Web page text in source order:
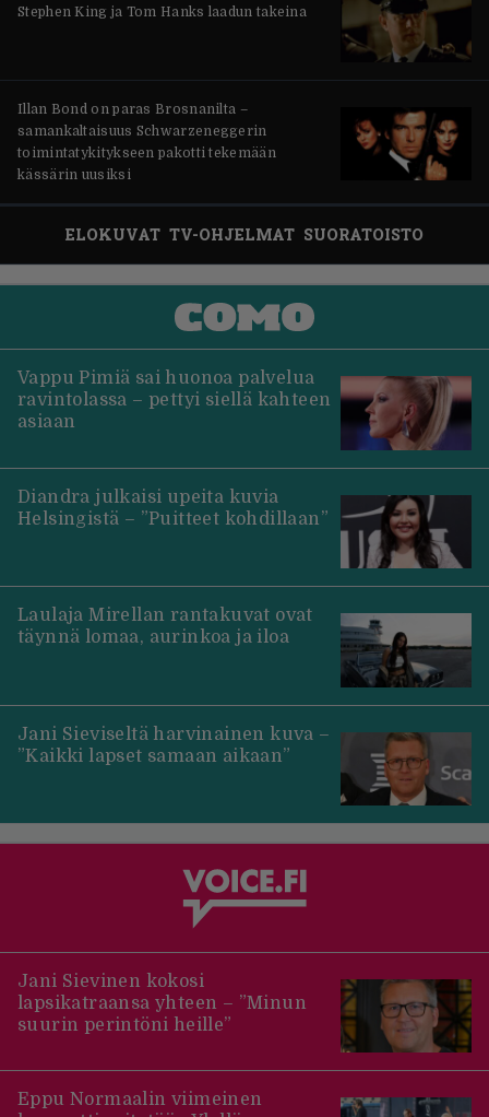
Stephen King ja Tom Hanks laadun takeina
Illan Bond on paras Brosnanilta –
samankaltaisuus Schwarzeneggerin
toimintatykitykseen pakotti tekemään
kässärin uusiksi
ELOKUVAT TV-OHJELMAT SUORATOISTO
Vappu Pimiä sai huonoa palvelua
ravintolassa – pettyi siellä kahteen
asiaan
Diandra julkaisi upeita kuvia
Helsingistä – ”Puitteet kohdillaan”
Laulaja Mirellan rantakuvat ovat
täynnä lomaa, aurinkoa ja iloa
Jani Sieviseltä harvinainen kuva –
”Kaikki lapset samaan aikaan”
Jani Sievinen kokosi
lapsikatraansa yhteen – ”Minun
suurin perintöni heille”
Eppu Normaalin viimeinen